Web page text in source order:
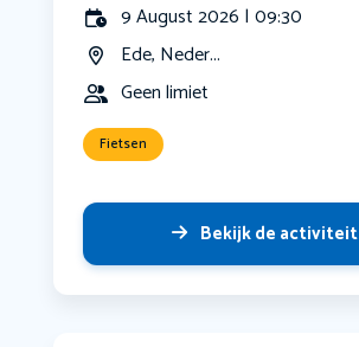
9 August 2026 | 09:30
Ede, Neder...
Geen limiet
Fietsen
Bekijk de activiteit